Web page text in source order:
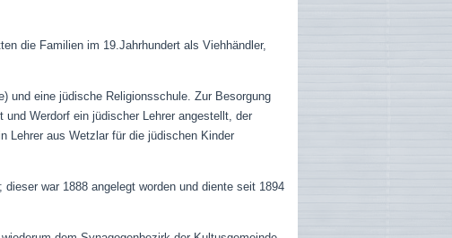
die Familien im 19.Jahrhundert als Viehhändler,
und eine jüdische Religionsschule. Zur Besorgung
Werdorf ein jüdischer Lehrer angestellt, der
Lehrer aus Wetzlar für die jüdischen Kinder
dieser war 1888angelegt worden und diente seit 1894